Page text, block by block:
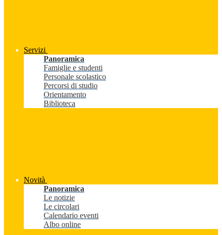
Servizi
Panoramica
Famiglie e studenti
Personale scolastico
Percorsi di studio
Orientamento
Biblioteca
Novità
Panoramica
Le notizie
Le circolari
Calendario eventi
Albo online